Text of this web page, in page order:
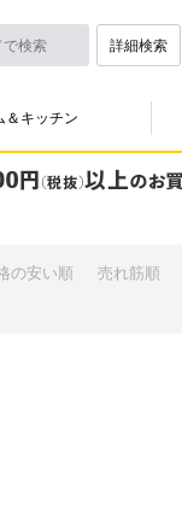
詳細検索
＆キッチン
の安い順 売れ筋順